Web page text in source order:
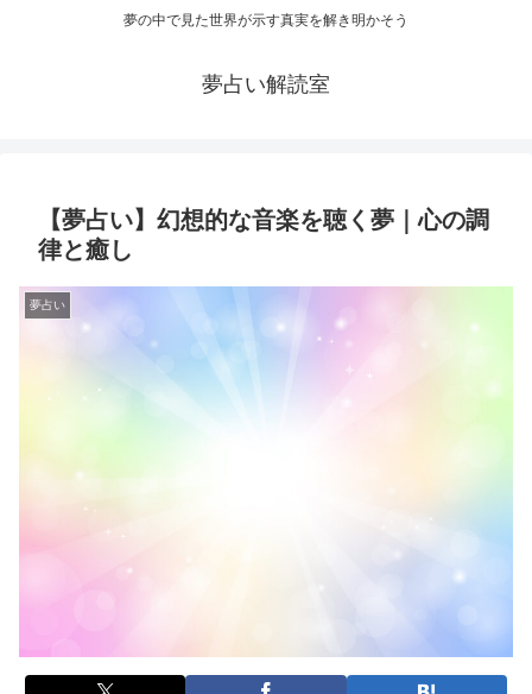
夢の中で見た世界が示す真実を解き明かそう
夢占い解読室
【夢占い】幻想的な音楽を聴く夢｜心の調
律と癒し
夢占い